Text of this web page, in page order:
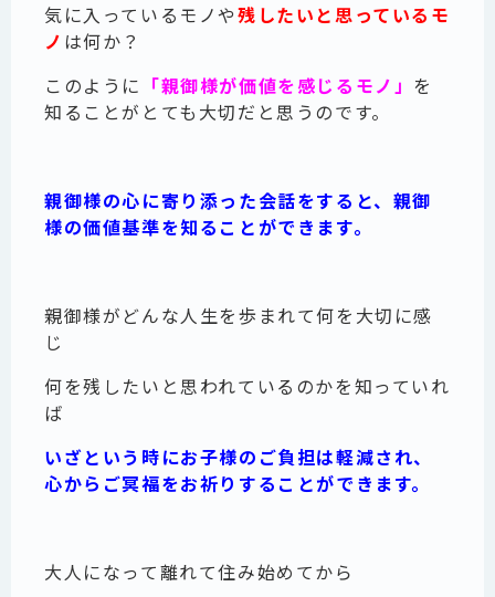
気に入っているモノや残したいと思っているモ
ノ は何か？
このように 「親御様が価値を感じるモノ」 を
知ることがとても大切だと思うのです。
親御様の心に寄り添った会話をすると、 親御
様の価値基準を知ることができます。
親御様がどんな人生を歩まれて何を大切に感
じ
何を残したいと思われているのかを知っていれ
ば
いざという時にお子様のご負担は軽減され、
心からご冥福をお祈りすることができます。
大人になって離れて住み始めてから